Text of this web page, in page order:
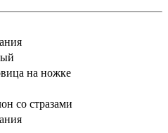
на ножке
со стразами